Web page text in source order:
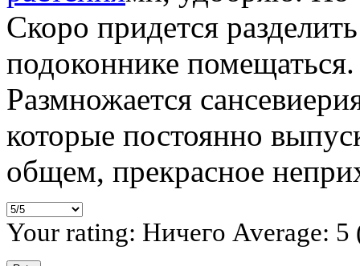
Скоро придется
подоконнике помещаться.
Размножается
которые постоянно
общем, прекрасное
Your rating: Ничего Average: 5